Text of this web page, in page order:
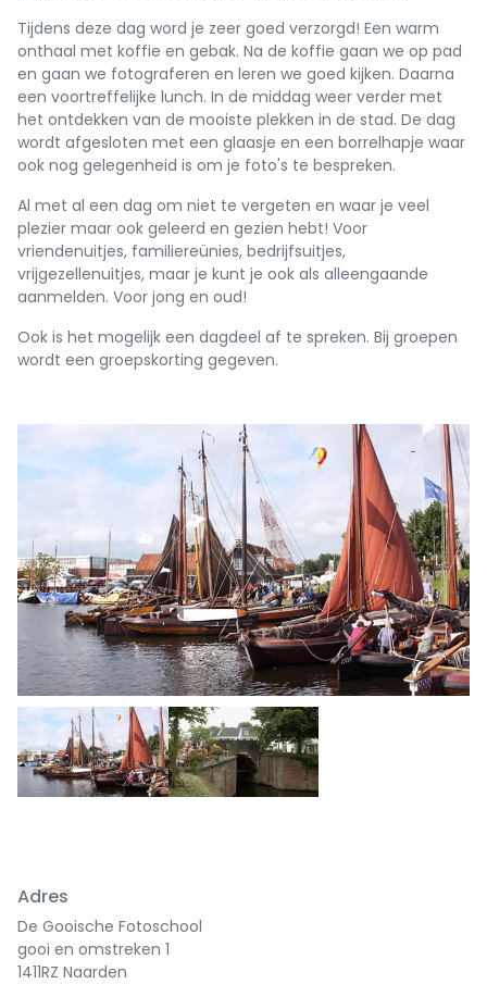
Tijdens deze dag word je zeer goed verzorgd! Een warm
onthaal met koffie en gebak. Na de koffie gaan we op pad
en gaan we fotograferen en leren we goed kijken. Daarna
een voortreffelijke lunch. In de middag weer verder met
het ontdekken van de mooiste plekken in de stad. De dag
wordt afgesloten met een glaasje en een borrelhapje waar
ook nog gelegenheid is om je foto's te bespreken.
Al met al een dag om niet te vergeten en waar je veel
plezier maar ook geleerd en gezien hebt! Voor
vriendenuitjes, familiereünies, bedrijfsuitjes,
vrijgezellenuitjes, maar je kunt je ook als alleengaande
aanmelden. Voor jong en oud!
Ook is het mogelijk een dagdeel af te spreken. Bij groepen
wordt een groepskorting gegeven.
Adres
De Gooische Fotoschool
gooi en omstreken 1
1411RZ Naarden